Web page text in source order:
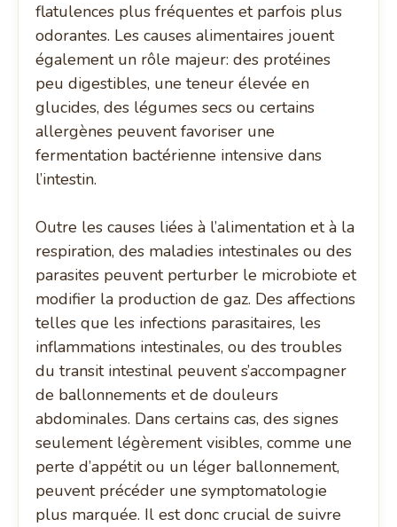
flatulences plus fréquentes et parfois plus
odorantes. Les causes alimentaires jouent
également un rôle majeur: des protéines
peu digestibles, une teneur élevée en
glucides, des légumes secs ou certains
allergènes peuvent favoriser une
fermentation bactérienne intensive dans
l’intestin.
Outre les causes liées à l’alimentation et à la
respiration, des maladies intestinales ou des
parasites peuvent perturber le microbiote et
modifier la production de gaz. Des affections
telles que les infections parasitaires, les
inflammations intestinales, ou des troubles
du transit intestinal peuvent s’accompagner
de ballonnements et de douleurs
abdominales. Dans certains cas, des signes
seulement légèrement visibles, comme une
perte d’appétit ou un léger ballonnement,
peuvent précéder une symptomatologie
plus marquée. Il est donc crucial de suivre